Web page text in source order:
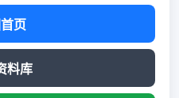
页
料库